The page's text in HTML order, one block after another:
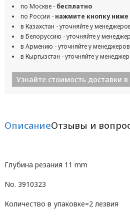
по Москве - бесплатно
по России - нажмите кнопку ниже
в Казахстан - уточняйте у
в Белоруссию - уточняйте у
в Армению - уточняйте у менеджеров
в Кыргызстан - уточняйте у
Узнайте стоимость доставки
ОписаниеОтзывы и
Глубина резания 11 mm
No. 3910323
Количество в упаковке=2 лезвия